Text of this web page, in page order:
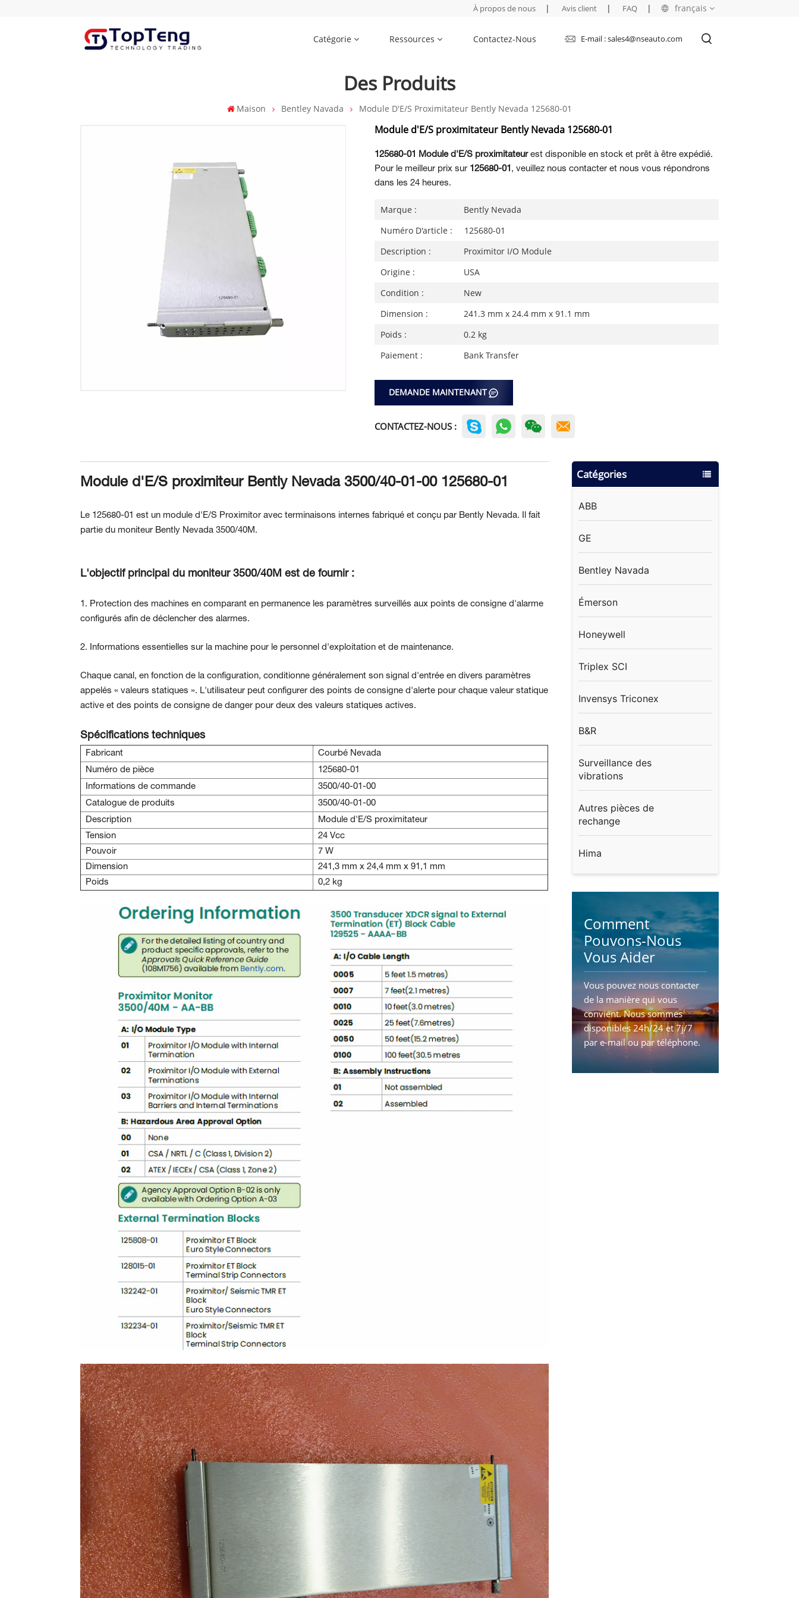
français
العربية
À propos de nous | Avis client | FAQ |
Catégorie Ressources Contactez-Nous E-mail : sales4@nseauto.com
Des Produits
Maison Bentley Navada Module D'E/S Proximitateur Bently Nevada 125680-01
Module d'E/S proximitateur Bently Nevada 125680-01
125680-01 Module d'E/S proximitateurest disponible en stock et prêt à être expédié.
Pour le meilleur prix sur 125680-01 , veuillez nous contacter et nous vous répondrons
dans les 24 heures.
Marque :
Bently Nevada
Numéro D'article :
125680-01
Description :
Proximitor I/O Module
Origine :
USA
Condition :
New
Dimension :
241.3 mm x 24.4 mm x 91.1 mm
Poids :
0.2 kg
Paiement :
Bank Transfer
DEMANDE MAINTENANT
CONTACTEZ-NOUS :
Catégories
ABB
GE
Bentley Navada
Émerson
Honeywell
Triplex SCI
Invensys Triconex
B&R
Surveillance des
vibrations
Autres pièces de
rechange
Hima
Comment
Pouvons-Nous
Vous Aider
Vous pouvez nous contacter
de la manière qui vous
convient. Nous sommes
disponibles 24h/24 et 7j/7
par e-mail ou par téléphone.
Module d'E/S proximiteur Bently Nevada 3500/40-01-00 125680-01
Le 125680-01 est un module d'E/S Proximitor avec terminaisons internes fabriqué et conçu par Bently Nevada. Il fait
partie du moniteur Bently Nevada 3500/40M.
L'objectif principal du moniteur 3500/40M est de fournir :
1. Protection des machines en comparant en permanence les paramètres surveillés aux points de consigne d'alarme
configurés afin de déclencher des alarmes.
2. Informations essentielles sur la machine pour le personnel d'exploitation et de maintenance.
Chaque canal, en fonction de la configuration, conditionne généralement son signal d'entrée en divers paramètres
appelés « valeurs statiques ». L'utilisateur peut configurer des points de consigne d'alerte pour chaque valeur statique
active et des points de consigne de danger pour deux des valeurs statiques actives.
Spécifications techniques
Fabricant
Courbé Nevada
Numéro de pièce
125680-01
Informations de commande
3500/40-01-00
Catalogue de produits
3500/40-01-00
Description
Module d'E/S proximitateur
Tension
24 Vcc
Pouvoir
7 W
Dimension
241,3 mm x 24,4 mm x 91,1 mm
Poids
0,2 kg